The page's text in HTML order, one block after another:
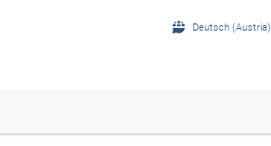
Deutsch (Austria)